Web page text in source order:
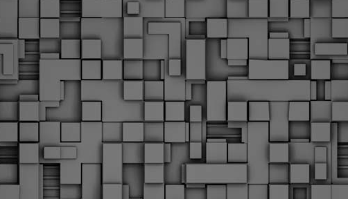
Τον απολογισμό των δράσεων ελέγχου για τα ζώα συντροφιάς
κατά το δίμηνο Ιανουαρίου – Φεβρουαρίου 2026 παρουσιάζει η
Δημοτική Αστυνομία Θεσσαλονίκης, με στόχο την προστασία των
ζώων και την ομαλή συμβίωση στην πόλη.
FEB
18
ΣτΕ: Οριστική απόρριψη της επαναφοράς του 13ου
και 14ου μισθού για τους δημοσίους υπαλλήλους
Με την απόφαση αυτή, το ΣτΕ απορρίπτει οριστικά τις
αξιώσεις των δημοσίων υπαλλήλων για επαναφορά των
δώρων, επικυρώνοντας την τρέχουσα κατάσταση παρά τις
αντιδράσεις της ΑΔΕΔΥ